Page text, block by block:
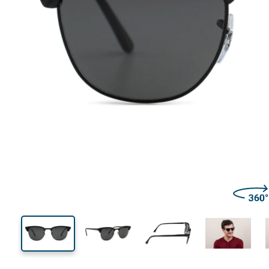
Μήκος σκελετού
43 mm
Ύψος φακού
51 mm
Μήκος φακού